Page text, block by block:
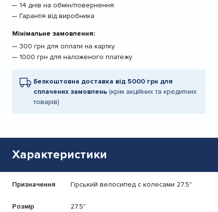
14 днів на обмін/повернення
Гарантія від виробника
Мінімальне замовлення:
300 грн для оплати на картку
1000 грн для наложеного платежу
Безкоштовна доставка від 5000 грн для
сплачених замовлень (крім акційних та кредитних
товарів)
Характеристики
Призначення Гірський велосипед с колесами 27.5"
Розмір
27.5"